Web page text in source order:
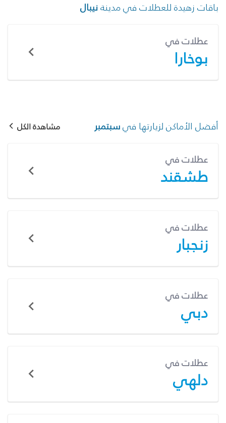
باقات زهيدة للعطلات في مدينةنيبال
عطلات في
بوخارا
أفضل الأماكن لزيارتها فيسبتمبر مشاهدة الكل
عطلات في
طشقند
عطلات في
زنجبار
عطلات في
دبي
عطلات في
دلهي